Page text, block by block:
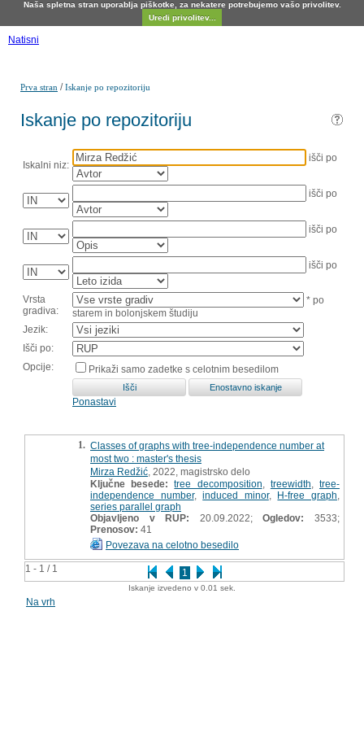
Naša spletna stran uporablja piškotke, za nekatere potrebujemo vašo privolitev.
Uredi privolitev...
Natisni
Prva stran /Iskanje po repozitoriju
Iskanje po repozitoriju
Iskalni niz:
išči po
išči po
išči po
išči po
Vrsta
gradiva:
* po
starem in bolonjskem študiju
Jezik:
Išči po:
Opcije:
Prikaži samo zadetke s celotnim besedilom
Ponastavi
1 - 1 / 1 1
1. Classes of graphs with tree-independence number at
most two : master's thesis
Mirza Redžić , 2022, magistrsko delo
Ključne besede:
tree decomposition treewidth ,tree-
independence number,induced minor, H-free graph
series parallel graph
Objavljeno v RUP: 20.09.2022;Ogledov:
3533;
Prenosov: 41
Povezava na celotno besedilo
Iskanje izvedeno v 0.01 sek.
Na vrh